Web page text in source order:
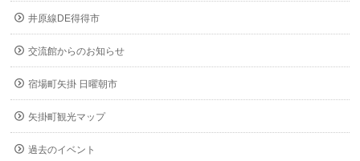
井原線DE得得市
交流館からのお知らせ
宿場町矢掛 日曜朝市
矢掛町観光マップ
過去のイベント